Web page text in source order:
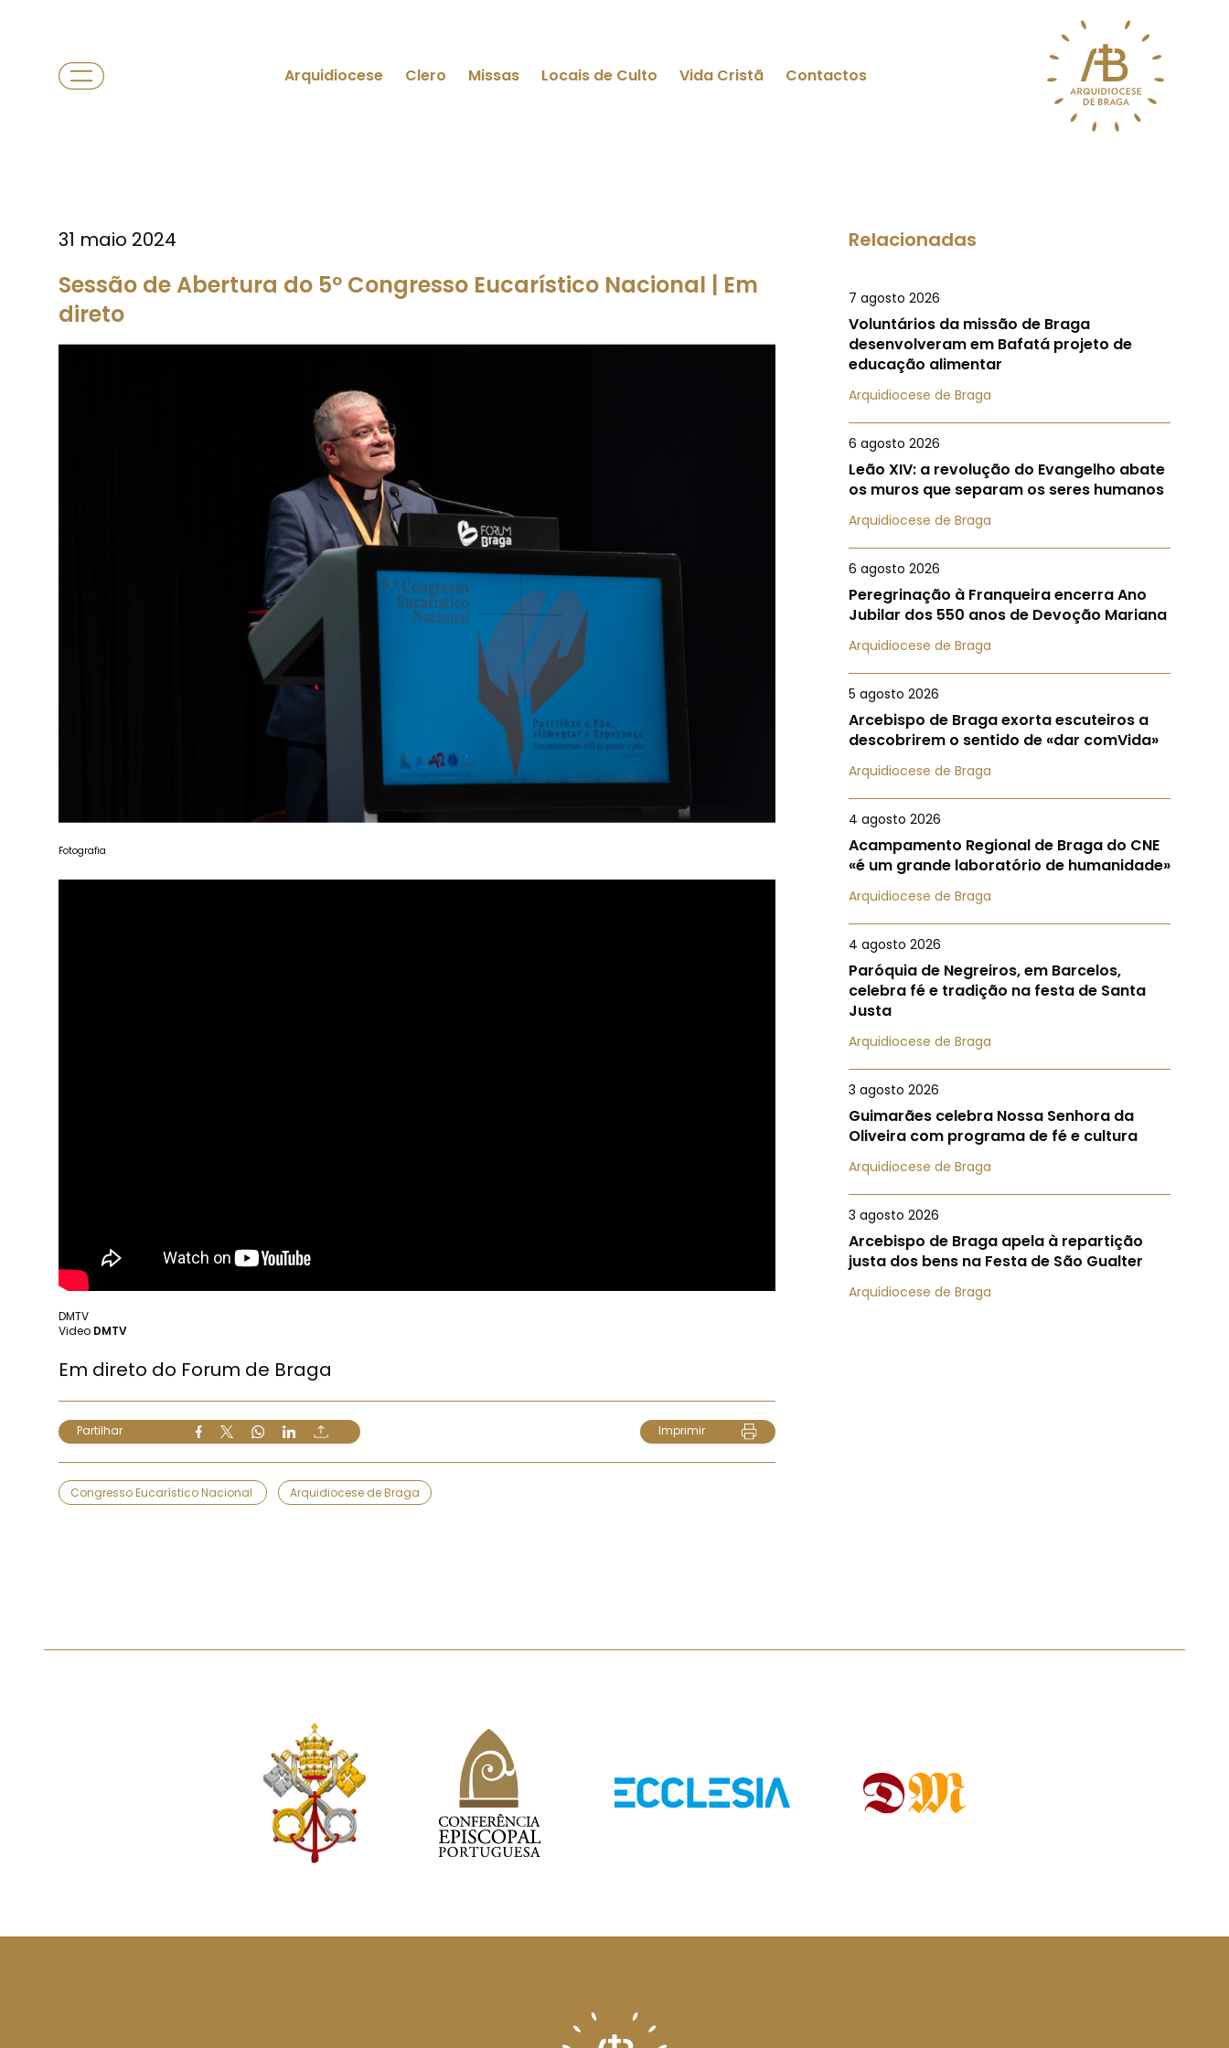
Arquidiocese Clero Missas Locais de Culto Vida Cristã Contactos
31 maio 2024
Sessão de Abertura do 5º Congresso Eucarístico Nacional | Em
direto
Fotografia
DMTV
Video DMTV
Em direto do Forum de Braga
Partilhar Imprimir
Congresso Eucarístico Nacional Arquidiocese de Braga
Relacionadas
7 agosto 2026
Voluntários da missão de Braga
desenvolveram em Bafatá projeto de
educação alimentar
Arquidiocese de Braga
6 agosto 2026
Leão XIV: a revolução do Evangelho abate
os muros que separam os seres humanos
Arquidiocese de Braga
6 agosto 2026
Peregrinação à Franqueira encerra Ano
Jubilar dos 550 anos de Devoção Mariana
Arquidiocese de Braga
5 agosto 2026
Arcebispo de Braga exorta escuteiros a
descobrirem o sentido de «dar comVida»
Arquidiocese de Braga
4 agosto 2026
Acampamento Regional de Braga do CNE
«é um grande laboratório de humanidade»
Arquidiocese de Braga
4 agosto 2026
Paróquia de Negreiros, em Barcelos,
celebra fé e tradição na festa de Santa
Justa
Arquidiocese de Braga
3 agosto 2026
Guimarães celebra Nossa Senhora da
Oliveira com programa de fé e cultura
Arquidiocese de Braga
3 agosto 2026
Arcebispo de Braga apela à repartição
justa dos bens na Festa de São Gualter
Arquidiocese de Braga